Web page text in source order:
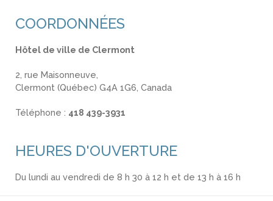
COORDONNÉES
Hôtel de ville de Clermont
2, rue Maisonneuve,
Clermont (Québec) G4A 1G6, Canada
Téléphone : 418 439-3931
HEURES D'OUVERTURE
Du lundi au vendredi de 8 h 30 à 12 h et de 13 h à 16 h